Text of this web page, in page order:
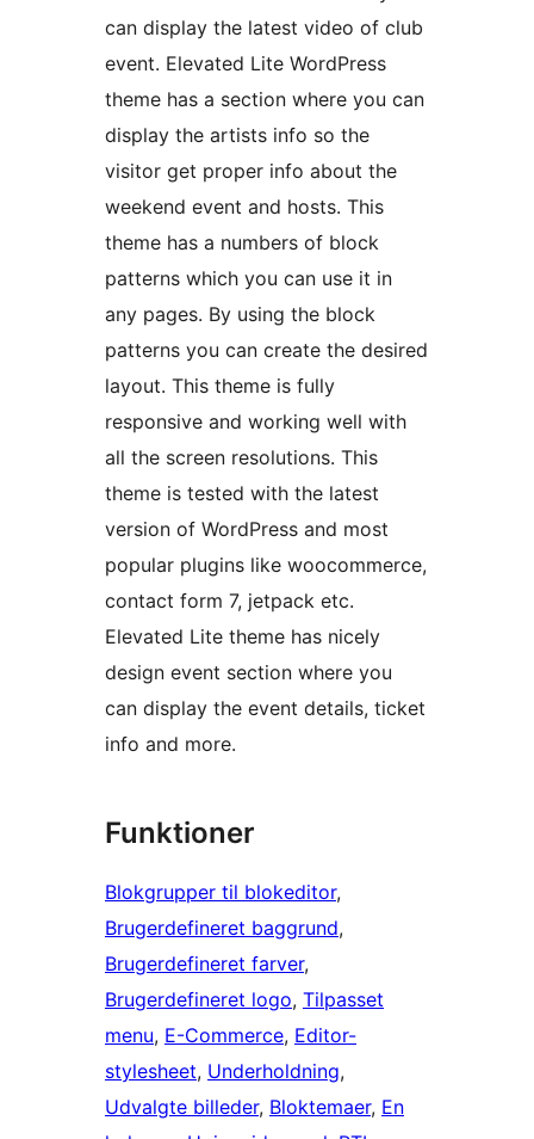
can display the latest video of club
event. Elevated Lite WordPress
theme has a section where you can
display the artists info so the
visitor get proper info about the
weekend event and hosts. This
theme has a numbers of block
patterns which you can use it in
any pages. By using the block
patterns you can create the desired
layout. This theme is fully
responsive and working well with
all the screen resolutions. This
theme is tested with the latest
version of WordPress and most
popular plugins like woocommerce,
contact form 7, jetpack etc.
Elevated Lite theme has nicely
design event section where you
can display the event details, ticket
info and more.
Funktioner
Blokgrupper til blokeditor
Brugerdefineret baggrund
Brugerdefineret farver
Brugerdefineret logo, Tilpasset
menu, E-Commerce, Editor-
stylesheet, Underholdning
Udvalgte billeder, Bloktemaer, En